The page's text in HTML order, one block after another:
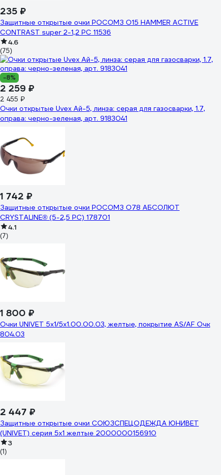
235 ₽
Защитные открытые очки РОСОМЗ О15 HAMMER ACTIVE
CONTRAST super 2-1,2 PC 11536
4.6
(75)
-8%
2 259 ₽
2 455 ₽
Очки открытые Uvex Ай-5, линза: серая для газосварки, 1.7,
оправа: черно-зеленая, арт. 9183041
1 742 ₽
Защитные открытые очки РОСОМЗ О78 АБСОЛЮТ
CRYSTALINE® (5-2,5 РС) 178701
4.1
(7)
1 800 ₽
Очки UNIVET 5x1/5x1.00.00.03, желтые, покрытие AS/AF Очк
804.03
2 447 ₽
Защитные открытые очки СОЮЗСПЕЦОДЕЖДА ЮНИВЕТ
(UNIVET) серия 5x1 желтые 2000000156910
3
(1)